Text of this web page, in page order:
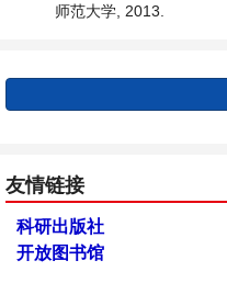
师范大学, 2013.
友情链接
科研出版社
开放图书馆